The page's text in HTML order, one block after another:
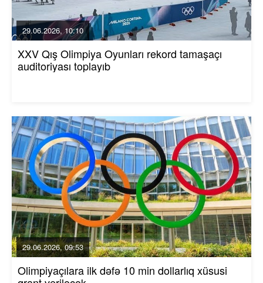
29.06.2026, 10:10
XXV Qış Olimpiya Oyunları rekord tamaşaçı
auditoriyası toplayıb
29.06.2026, 09:53
Olimpiyaçılara ilk dəfə 10 min dollarlıq xüsusi